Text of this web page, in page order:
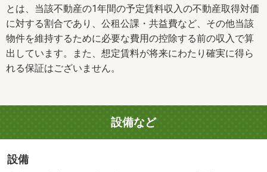
とは、当該不動産の1年間の予定賃料収入の不動産取得対価
に対する割合であり、公租公課・共益費など、その他当該
物件を維持するために必要な費用の控除する前の収入で算
出しています。また、想定賃料が将来にわたり確実に得ら
れる保証はございません。
設備など
設備